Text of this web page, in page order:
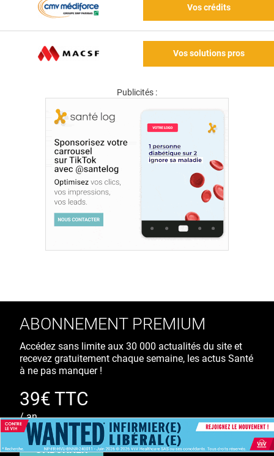
Vos crédits
Vos solutions pros
Publicités :
ABONNEMENT PREMIUM
Accédez sans limite aux 30 000 actualités du site et
recevez gratuitement chaque semaine, les actus Santé
à ne pas manquer !
39€ TTC
/ an
S'ABONNER